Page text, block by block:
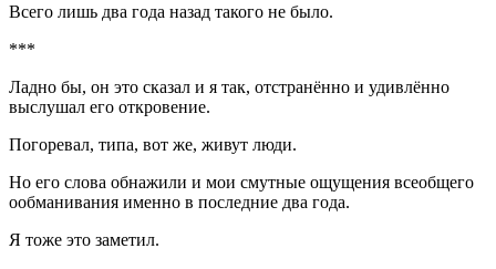
Всего лишь два года назад такого не было.
***
Ладно бы, он это сказал и я так, отстранённо и удивлённо
выслушал его откровение.
Погоревал, типа, вот же, живут люди.
Но его слова обнажили и мои смутные ощущения всеобщего
ообманивания именно в последние два года.
Я тоже это заметил.